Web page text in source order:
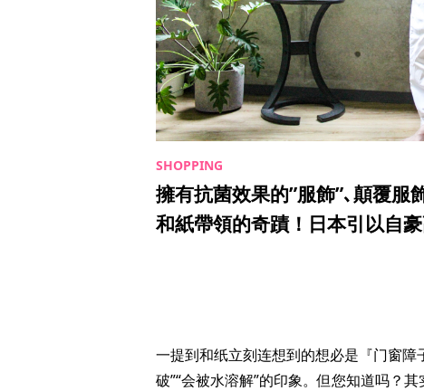
擁有抗菌效果的”服飾”､顛覆服
和紙帶領的奇蹟！日本引以自豪
一提到和纸立刻连想到的想必是『门窗
破”“会被水溶解”的印象。但您知道吗？